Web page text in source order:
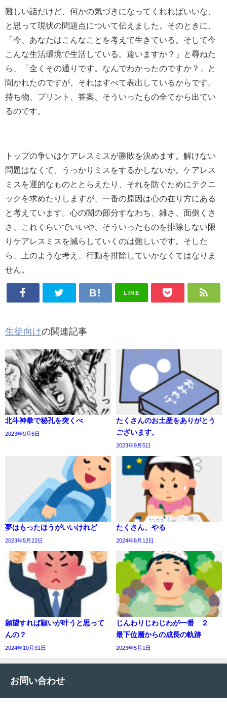
難しい話だけど、何かの気づきになってくれればいいな、
と思って現状の問題点について伝えました。そのときに、
「今、あなたはこんなことを考えて生きている。そして今
こんな生活環境で生活している。違いますか？」と尋ねた
ら、「全くその通りです。なんでわかったのですか？」と
聞かれたのですが、それはすべて表出しているからです。
持ち物、プリント、答案、そういったもの全てから出てい
るのです。
トップの争いはケアレスミスが勝敗を決めます。解けない
問題はなくて、うっかりミスをするかしないか。ケアレス
ミスを運的なものととらえたり、それを防ぐためにテクニ
ックを求めたりしますが、一番の原因は心の在り方にある
と考えています。心の闇の部分すなわち、雑さ、面倒くさ
さ、これくらいでいいや、そういったものを排除しない限
りケアレスミスを減らしていくのは難しいです。そした
ら、上のような考え、行動を排除していかなくてはなりま
せん。
LINE
生徒向けの関連記事
北斗神拳で秘孔を突くべ
2023年9月6日
たくさんのお土産をありがとう
ございます。
2023年9月5日
夢はもったほうがいいけれど
2023年5月22日
たくさん、やる
2024年8月12日
願望すれば願いが叶うと思って
んの？
2024年10月31日
じんわりじわじわが一番 ２
最下位層からの成長の軌跡
2023年5月1日
お問い合わせ